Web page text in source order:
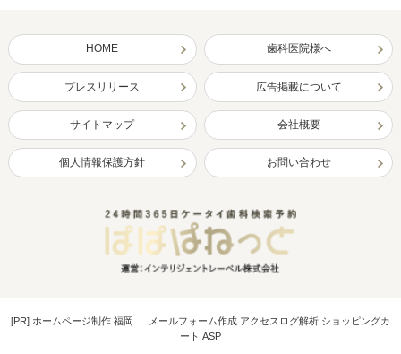
HOME 歯科医院様へ
プレスリリース 広告掲載について
サイトマップ 会社概要
個人情報保護方針 お問い合わせ
[PR] ホームページ制作 福岡
メールフォーム作成 アクセスログ解析 ショッピングカ
ート ASP